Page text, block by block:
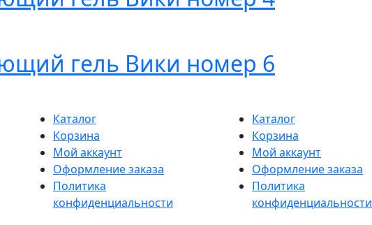
гель Вики номер 6
Каталог
Корзина
Мой аккаунт
Оформление заказа
Политика
конфиденциальности
Каталог
Корзина
Мой аккаунт
Оформление заказа
Политика
конфиденциальности